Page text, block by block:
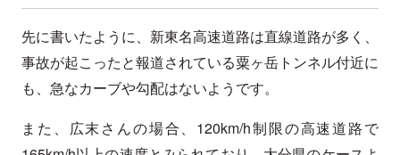
先に書いたように、新東名高速道路は直線道路が多く、
事故が起こったと報道されている粟ヶ岳トンネル付近に
も、急なカーブや勾配はないようです。
また、広末さんの場合、120km/h制限の高速道路で